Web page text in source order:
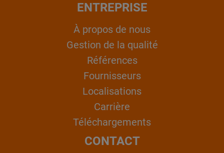
ENTREPRISE
À propos de nous
Gestion de la qualité
Références
Fournisseurs
Localisations
Carrière
Téléchargements
CONTACT